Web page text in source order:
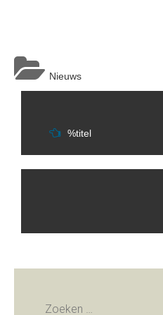
Nieuws
Berichtnavigatie
%titel
Zoeken